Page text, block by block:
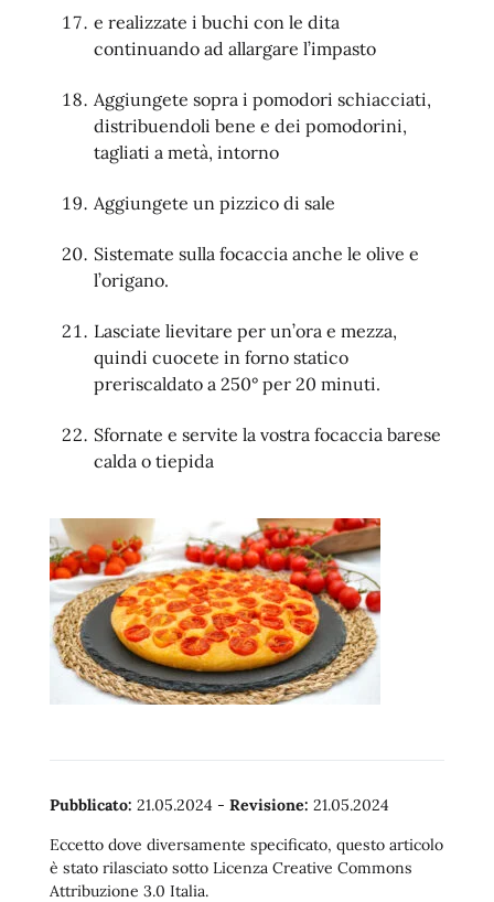
e realizzate i buchi con le dita
continuando ad allargare l’impasto
Aggiungete sopra i pomodori schiacciati,
distribuendoli bene e dei pomodorini,
tagliati a metà, intorno
Aggiungete un pizzico di sale
Sistemate sulla focaccia anche le olive e
l’origano.
Lasciate lievitare per un’ora e mezza,
quindi cuocete in forno statico
preriscaldato a 250° per 20 minuti.
Sfornate e servite la vostra focaccia barese
calda o tiepida
Pubblicato: 21.05.2024 - Revisione: 21.05.2024
Eccetto dove diversamente specificato, questo articolo
è stato rilasciato sotto Licenza Creative Commons
Attribuzione 3.0 Italia.